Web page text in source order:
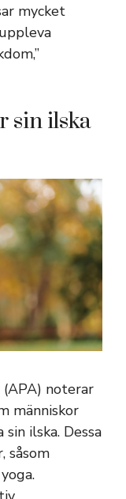
mycket
sin ilska
(APA) noterar
människor
ilska. Dessa
såsom